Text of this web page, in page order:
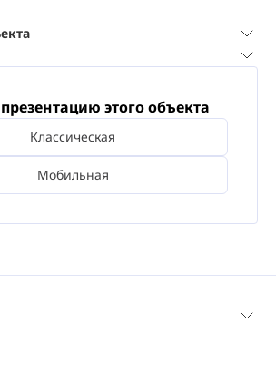
этого объекта
Классическая
Мобильная